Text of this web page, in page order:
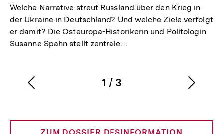
Welche Narrative streut Russland über den Krieg in
der Ukraine in Deutschland? Und welche Ziele verfolgt
er damit? Die Osteuropa-Historikerin und Politologin
Susanne Spahn stellt zentrale…
Karussellinhalt
1
von
/ 3
Vorherigen
anzeigen